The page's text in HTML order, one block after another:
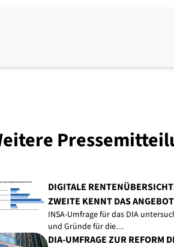
DIGITALE
ZWEITE KENNT DAS
INSA-Umfrage für das DIA
und Gründe für die…
DIA-UMFRAGE ZUR REFORM